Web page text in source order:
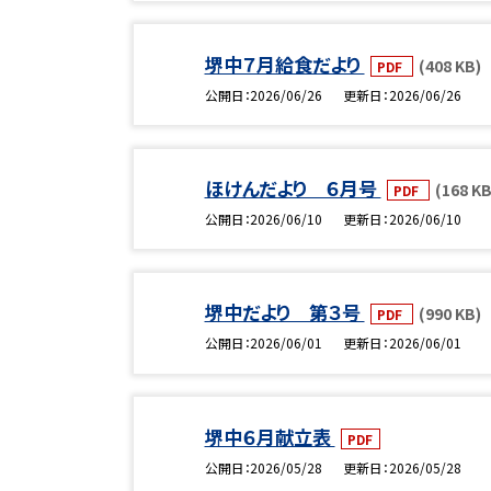
堺中７月給食だより PDF (408 KB)
公開日 2026/06/26 更新日 2026/06/26
ほけんだより ６月号 PDF (168
公開日 2026/06/10 更新日 2026/06/10
堺中だより 第３号 PDF (990 KB)
公開日 2026/06/01 更新日 2026/06/01
堺中６月献立表
PDF
公開日 2026/05/28 更新日 2026/05/28